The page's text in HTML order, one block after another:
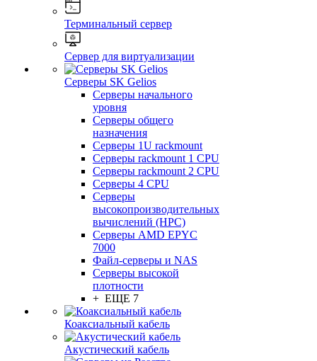
Терминальный сервер
Сервер для виртуализации
Серверы SK Gelios
Серверы начального
уровня
Серверы общего
назначения
Серверы 1U rackmount
Серверы rackmount 1 CPU
Серверы rackmount 2 CPU
Серверы 4 CPU
Серверы
высокопроизводительных
вычислений (HPC)
Серверы AMD EPYC
7000
Файл-серверы и NAS
Серверы высокой
плотности
+ ЕЩЕ 7
Коаксиальный кабель
Акустический кабель